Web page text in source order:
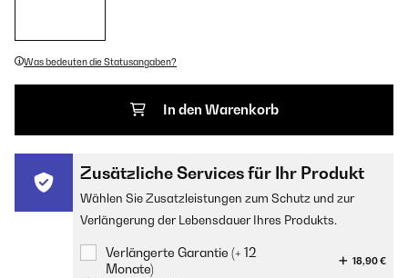
Was bedeuten die Statusangaben?
In den Warenkorb
Zusätzliche Services für Ihr Produkt
Wählen Sie Zusatzleistungen zum Schutz und zur
Verlängerung der Lebensdauer Ihres Produkts.
Verlängerte Garantie (+ 12
Monate)
18,90 €